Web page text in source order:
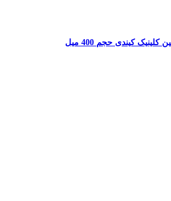
کیندی حجم 400 میل